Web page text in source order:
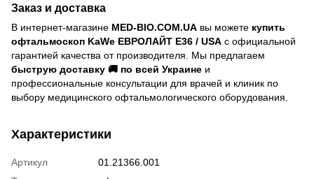
Заказ и доставка
В интернет-магазине MED-BIO.COM.UA вы можете купить
офтальмоскоп KaWe ЕВРОЛАЙТ E36 / USA с официальной
гарантией качества от производителя. Мы предлагаем
быструю доставку 🚚 по всей Украине и
профессиональные консультации для врачей и клиник по
выбору медицинского офтальмологического оборудования.
Характеристики
Артикул
01.21366.001